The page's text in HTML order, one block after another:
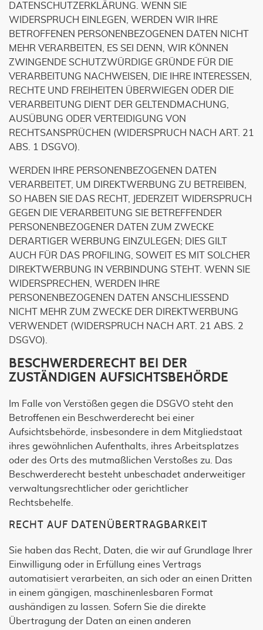
DATENSCHUTZERKLÄRUNG. WENN SIE
WIDERSPRUCH EINLEGEN, WERDEN WIR IHRE
BETROFFENEN PERSONENBEZOGENEN DATEN NICHT
MEHR VERARBEITEN, ES SEI DENN, WIR KÖNNEN
ZWINGENDE SCHUTZWÜRDIGE GRÜNDE FÜR DIE
VERARBEITUNG NACHWEISEN, DIE IHRE INTERESSEN,
RECHTE UND FREIHEITEN ÜBERWIEGEN ODER DIE
VERARBEITUNG DIENT DER GELTENDMACHUNG,
AUSÜBUNG ODER VERTEIDIGUNG VON
RECHTSANSPRÜCHEN (WIDERSPRUCH NACH ART. 21
ABS. 1 DSGVO).
WERDEN IHRE PERSONENBEZOGENEN DATEN
VERARBEITET, UM DIREKTWERBUNG ZU BETREIBEN,
SO HABEN SIE DAS RECHT, JEDERZEIT WIDERSPRUCH
GEGEN DIE VERARBEITUNG SIE BETREFFENDER
PERSONENBEZOGENER DATEN ZUM ZWECKE
DERARTIGER WERBUNG EINZULEGEN; DIES GILT
AUCH FÜR DAS PROFILING, SOWEIT ES MIT SOLCHER
DIREKTWERBUNG IN VERBINDUNG STEHT. WENN SIE
WIDERSPRECHEN, WERDEN IHRE
PERSONENBEZOGENEN DATEN ANSCHLIESSEND
NICHT MEHR ZUM ZWECKE DER DIREKTWERBUNG
VERWENDET (WIDERSPRUCH NACH ART. 21 ABS. 2
DSGVO).
BESCHWERDE­RECHT BEI DER
ZUSTÄNDIGEN AUFSICHTS­BEHÖRDE
Im Falle von Verstößen gegen die DSGVO steht den
Betroffenen ein Beschwerderecht bei einer
Aufsichtsbehörde, insbesondere in dem Mitgliedstaat
ihres gewöhnlichen Aufenthalts, ihres Arbeitsplatzes
oder des Orts des mutmaßlichen Verstoßes zu. Das
Beschwerderecht besteht unbeschadet anderweitiger
verwaltungsrechtlicher oder gerichtlicher
Rechtsbehelfe.
RECHT AUF DATEN­ÜBERTRAG­BARKEIT
Sie haben das Recht, Daten, die wir auf Grundlage Ihrer
Einwilligung oder in Erfüllung eines Vertrags
automatisiert verarbeiten, an sich oder an einen Dritten
in einem gängigen, maschinenlesbaren Format
aushändigen zu lassen. Sofern Sie die direkte
Übertragung der Daten an einen anderen